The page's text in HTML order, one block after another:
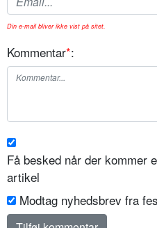
Din e-mail bliver ikke vist på sitet.
Kommentar*:
Få besked når der kommer
artikel
Modtag nyhedsbrev fra